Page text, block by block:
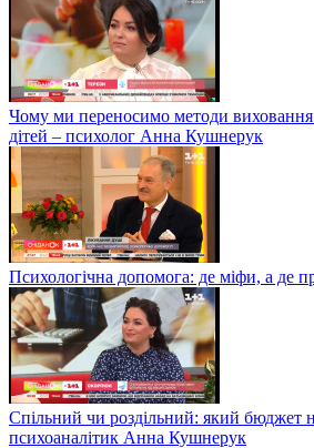
Чому ми переносимо методи виховання
дітей – психолог Анна Кушнерук
Психологічна допомога: де міфи, а де
Спільний чи роздільний: який бюджет
психоаналітик Анна Кушнерук